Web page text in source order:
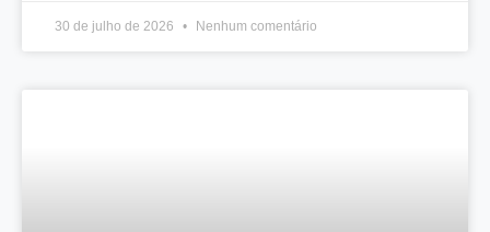
30 de julho de 2026 Nenhum comentário